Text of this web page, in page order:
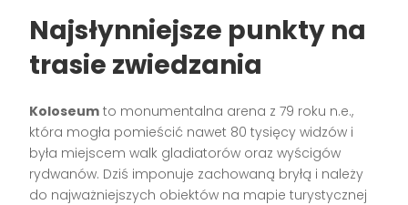
Najsłynniejsze punkty na
trasie zwiedzania
Koloseum to monumentalna arena z 79 roku n.e.,
która mogła pomieścić nawet 80 tysięcy widzów i
była miejscem walk gladiatorów oraz wyścigów
rydwanów. Dziś imponuje zachowaną bryłą i należy
do najważniejszych obiektów na mapie turystycznej